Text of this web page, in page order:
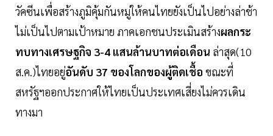
วัคซีนเพื่อสร้างภูมิคุ้มกันหมู่ให้คนไทยยังเป็นไปอย่างล่าช้า
ไม่เป็นไปตามเป้าหมาย ภาคเอกชนประเมินสร้างผลกระ
ทบทางเศรษฐกิจ 3-4 แสนล้านบาทต่อเดือน ล่าสุด(10
ส.ค.)ไทยอยู่อันดับ 37 ของโลกของผู้ติดเชื้อ ขณะที่
สหรัฐฯออกประกาศให้ไทยเป็นประเทศเสี่ยงไม่ควรเดิน
ทางมา